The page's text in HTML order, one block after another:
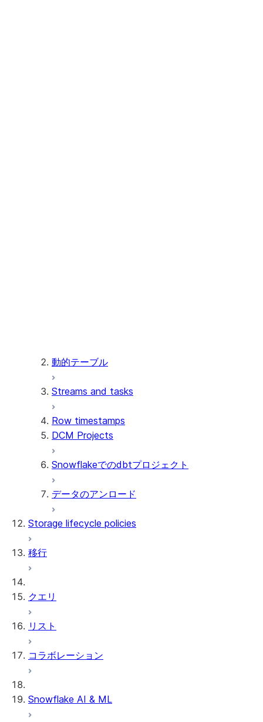
動的テーブル
Streams and tasks
Row timestamps
DCM Projects
Snowflakeでのdbtプロジェクト
データのアンロード
Storage lifecycle policies
移行
クエリ
リスト
コラボレーション
Snowflake AI & ML